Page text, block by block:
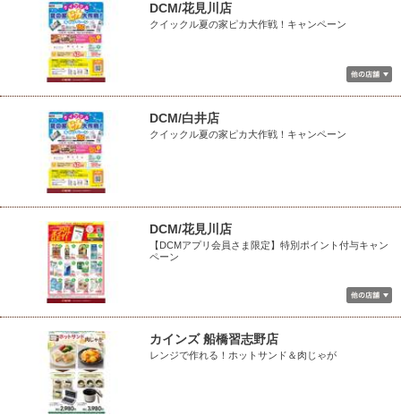
DCM/花見川店
クイックル夏の家ピカ大作戦！キャンペーン
DCM/白井店
クイックル夏の家ピカ大作戦！キャンペーン
DCM/花見川店
【DCMアプリ会員さま限定】特別ポイント付与キャン
ペーン
カインズ 船橋習志野店
レンジで作れる！ホットサンド＆肉じゃが